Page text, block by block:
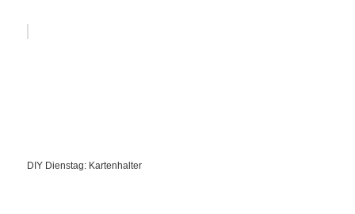
DIY Dienstag: Kartenhalter